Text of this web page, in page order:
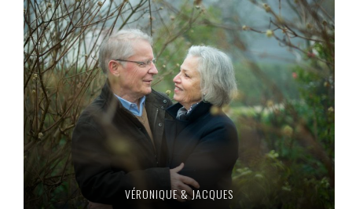
VÉRONIQUE & JACQUES